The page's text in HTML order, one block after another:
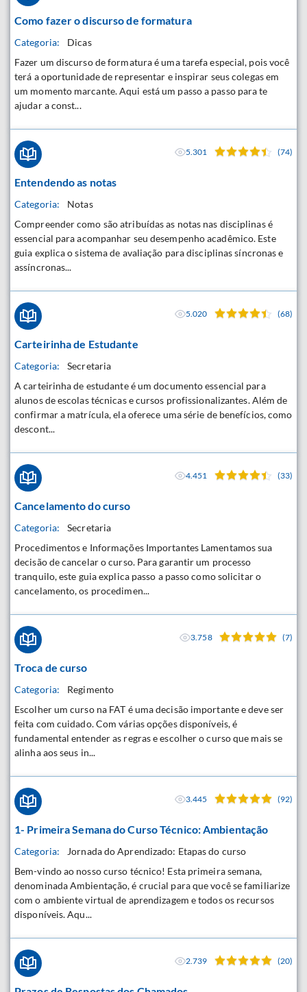
Como fazer o discurso de formatura
Categoria:
Dicas
Fazer um discurso de formatura é uma tarefa especial, pois você
terá a oportunidade de representar e inspirar seus colegas em
um momento marcante. Aqui está um passo a passo para te
ajudar a const...
Entendendo as notas
Categoria:
Notas
Compreender como são atribuídas as notas nas disciplinas é
essencial para acompanhar seu desempenho acadêmico. Este
guia explica o sistema de avaliação para disciplinas síncronas e
assíncronas...
5.301 (74)
Carteirinha de Estudante
Categoria:
Secretaria
A carteirinha de estudante é um documento essencial para
alunos de escolas técnicas e cursos profissionalizantes. Além de
confirmar a matrícula, ela oferece uma série de benefícios, como
descont...
5.020 (68)
Cancelamento do curso
Categoria:
Secretaria
Procedimentos e Informações Importantes Lamentamos sua
decisão de cancelar o curso. Para garantir um processo
tranquilo, este guia explica passo a passo como solicitar o
cancelamento, os procedimen...
4.451 (33)
Troca de curso
Categoria:
Regimento
Escolher um curso na FAT é uma decisão importante e deve ser
feita com cuidado. Com várias opções disponíveis, é
fundamental entender as regras e escolher o curso que mais se
alinha aos seus in...
3.758 (7)
1- Primeira Semana do Curso Técnico: Ambientação
Categoria:
Jornada do Aprendizado: Etapas do curso
Bem-vindo ao nosso curso técnico! Esta primeira semana,
denominada Ambientação, é crucial para que você se familiarize
com o ambiente virtual de aprendizagem e todos os recursos
disponíveis. Aqu...
3.445 (92)
2.739 (20)